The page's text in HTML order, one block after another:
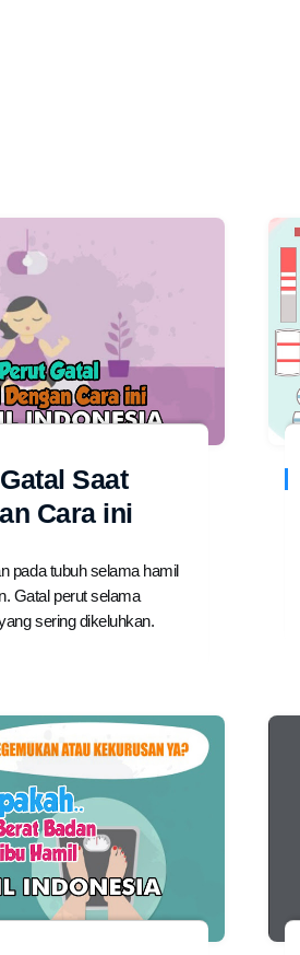
Saat
Cara ini
pada tubuh selama hamil
Gatal perut selama
sering dikeluhkan.